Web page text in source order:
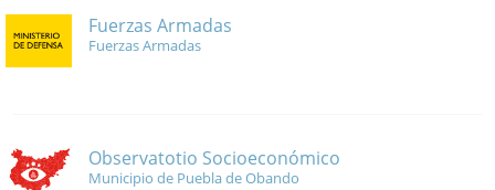
Fuerzas Armadas
Fuerzas Armadas
Observatotio Socioeconómico
Municipio de Puebla de Obando